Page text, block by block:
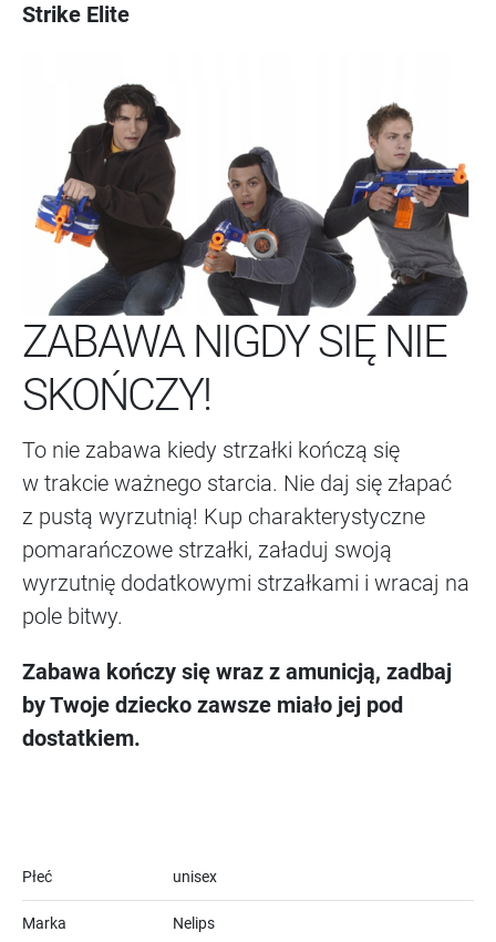
Strike Elite
ZABAWA NIGDY SIĘ NIE
SKOŃCZY!
To nie zabawa kiedy strzałki kończą się
w trakcie ważnego starcia. Nie daj się złapać
z pustą wyrzutnią! Kup charakterystyczne
pomarańczowe strzałki, załaduj swoją
wyrzutnię dodatkowymi strzałkami i wracaj na
pole bitwy.
Zabawa kończy się wraz z amunicją, zadbaj
by Twoje dziecko zawsze miało jej pod
dostatkiem.
Płeć unisex
Marka Nelips